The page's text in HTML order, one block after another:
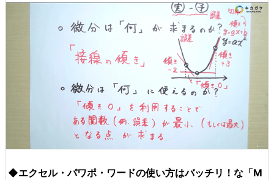
◆エクセル・パワポ・ワードの使い方はバッチリ！な「M